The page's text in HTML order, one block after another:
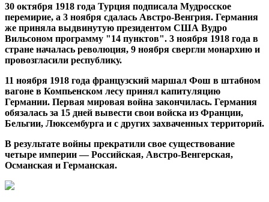
30 октября 1918 года Турция подписала Мудросское
перемирие, а 3 ноября сдалась Австро-Венгрия. Германия
же приняла выдвинутую президентом США Вудро
Вильсоном программу "14 пунктов". 3 ноября 1918 года в
стране началась революция, 9 ноября свергли монархию и
провозгласили республику.
11 ноября 1918 года французский маршал Фош в штабном
вагоне в Компьенском лесу принял капитуляцию
Германии. Первая мировая война закончилась. Германия
обязалась за 15 дней вывести свои войска из Франции,
Бельгии, Люксембурга и с других захваченных территорий.
В результате войны прекратили свое существование
четыре империи — Российская, Австро-Венгерская,
Османская и Германская.